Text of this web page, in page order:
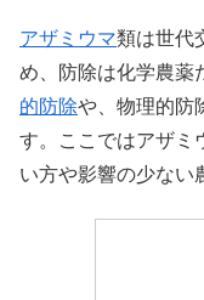
アザミウマ類は世代
め、防除は化学農薬
的防除や、物理的防
す。ここではアザミ
い方や影響の少ない